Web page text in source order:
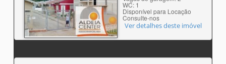
WC: 1
Disponível para Locação
Consulte-nos
Ver detalhes deste imóvel